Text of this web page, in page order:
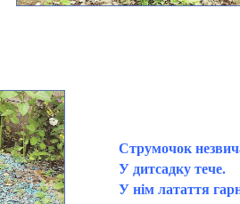
Струмочок
У дитсадку тече.
У нім латаття